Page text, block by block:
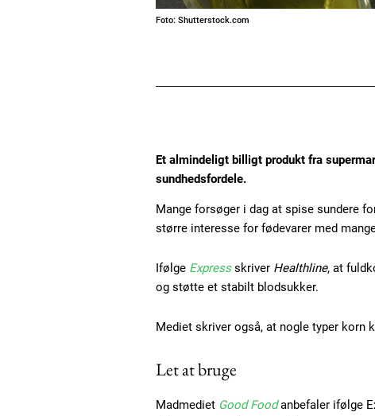
Foto: Shutterstock.com
Et almindeligt billigt produkt fra
sundhedsfordele.
Mange forsøger i dag at spise sundere
større interesse for fødevarer med
Ifølge Expressskriver Healthline, at
og støtte et stabilt blodsukker.
Mediet skriver også, at nogle typer
Let at bruge
Madmediet Good Foodanbefaler ifølge